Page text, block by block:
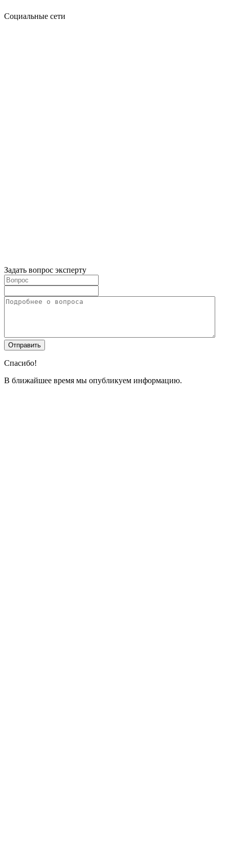
Социальные сети
Задать вопрос эксперту
Спасибо!
В ближайшее время мы опубликуем информацию.